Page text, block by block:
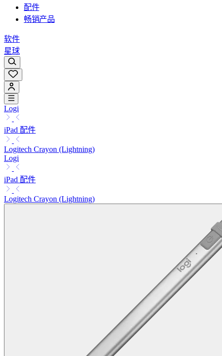
配件
畅销产品
软件
星球
Logi
iPad 配件
Logitech Crayon (Lightning)
Logi
iPad 配件
Logitech Crayon (Lightning)